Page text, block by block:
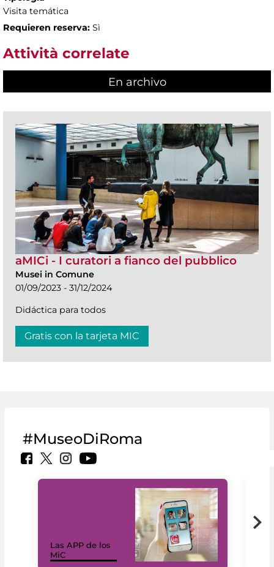
Visita temática
Requieren reserva: Sì
Attività correlate
En archivo
aMICi - I curatori a fianco del pubblico
Musei in Comune
01/09/2023 - 31/12/2024
Didáctica para todos
Gratis con la tarjeta MIC
#MuseoDiRoma
Las APP de los
MiC